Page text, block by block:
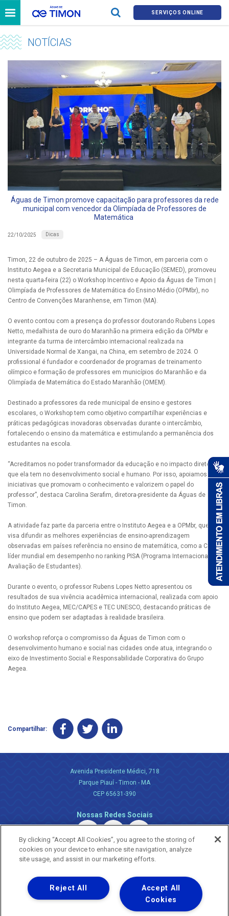
SERVIÇOS ONLINE
NOTÍCIAS
Águas de Timon promove capacitação para professores da rede
municipal com vencedor da Olimpíada de Professores de
Matemática
22/10/2025 Dicas
Timon, 22 de outubro de 2025 – A Águas de Timon, em parceria com o
Instituto Aegea e a Secretaria Municipal de Educação (SEMED), promoveu
nesta quarta-feira (22) o Workshop Incentivo e Apoio da Águas de Timon |
Olimpíada de Professores de Matemática do Ensino Médio (OPMbr), no
Centro de Convenções Maranhense, em Timon (MA).
O evento contou com a presença do professor doutorando Rubens Lopes
Netto, medalhista de ouro do Maranhão na primeira edição da OPMbr e
integrante da turma de intercâmbio internacional realizada na
Universidade Normal de Xangai, na China, em setembro de 2024. O
profissional é fundador e coordenador de programas de treinamento
olímpico e formação de professores em municípios do Maranhão e da
Olimpíada de Matemática do Estado Maranhão (OMEM).
Destinado a professores da rede municipal de ensino e gestores
escolares, o Workshop tem como objetivo compartilhar experiências e
práticas pedagógicas inovadoras observadas durante o intercâmbio,
fortalecendo o ensino da matemática e estimulando a permanência dos
estudantes na escola.
“Acreditamos no poder transformador da educação e no impacto direto
que ela tem no desenvolvimento social e humano. Por isso, apoiamos
iniciativas que promovam o conhecimento e valorizem o papel do
professor”, destaca Carolina Serafim, diretora-presidente da Águas de
Timon.
A atividade faz parte da parceria entre o Instituto Aegea e a OPMbr, que
visa difundir as melhores experiências de ensino-aprendizagem
observadas em países referência no ensino de matemática, como a China,
líder mundial em desempenho no ranking PISA (Programa Internacional de
Avaliação de Estudantes).
Durante o evento, o professor Rubens Lopes Netto apresentou os
resultados de sua vivência acadêmica internacional, realizada com apoio
do Instituto Aegea, MEC/CAPES e TEC UNESCO, destacando práticas de
ensino que podem ser adaptadas à realidade brasileira.
O workshop reforça o compromisso da Águas de Timon com o
desenvolvimento humano e social nas cidades onde atua, integrando o
eixo de Investimento Social e Responsabilidade Corporativa do Grupo
Aegea.
Compartilhar:
Avenida Presidente Médici, 718
Parque Piauí - Timon - MA
CEP 65631-390
Nossas Redes Sociais
Uma empresa
Copyright ® 2026 - Todos os Direitos Reservados.
Nossa natureza movimenta a vida
By clicking “Accept All Cookies”, you agree to the storing of
cookies on your device to enhance site navigation, analyze
site usage, and assist in our marketing efforts.
Accept All
Cookies
Reject All